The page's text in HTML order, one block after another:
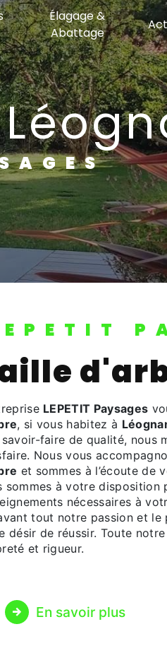
Élagage &
Abattage
LEPETIT
LEPETIT Paysages
, si vous habitez à
savoir-faire de qualité,
Nous vous
et sommes à l’écoute de
sommes à votre disposition
nécessaires à
tout notre passion et le
désir de réussir. Toute
et rigueur.
En savoir plus